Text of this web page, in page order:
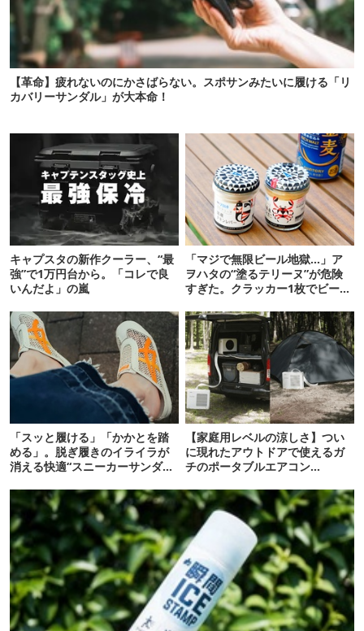
【革命】疲れないのにかさばらない。スポサンみたいに履ける「リ
カバリーサンダル」が大本命！
キャプスタの新作クーラー、“最
強”で1万円台から。「コレで良
いんだよ」の嵐
「マジで無限ビール地獄…」ア
ヲハタの“塗るテリーヌ”が危険
すぎた。クラッカー1枚でビール
「スッと履ける」「かかとを踏
める」。脱ぎ履きのイライラが
消える快適“スニーカーサンダ
【家庭用レベルの涼しさ】つい
に現れたアウトドアで使えるガ
チのポータブルエアコン